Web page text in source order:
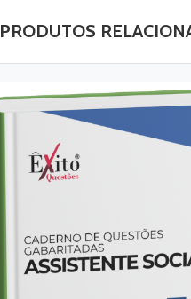
PRODUTOS